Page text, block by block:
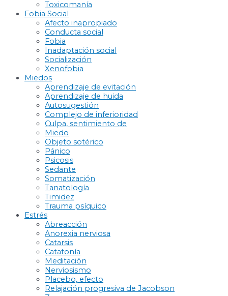
Toxicomanía
Fobia Social
Afecto inapropiado
Conducta social
Fobia
Inadaptación social
Socialización
Xenofobia
Miedos
Aprendizaje de evitación
Aprendizaje de huida
Autosugestión
Complejo de inferioridad
Culpa, sentimiento de
Miedo
Objeto sotérico
Pánico
Psicosis
Sedante
Somatización
Tanatología
Timidez
Trauma psíquico
Estrés
Abreacción
Anorexia nerviosa
Catarsis
Catatonía
Meditación
Nerviosismo
Placebo, efecto
Relajación progresiva de Jacobson